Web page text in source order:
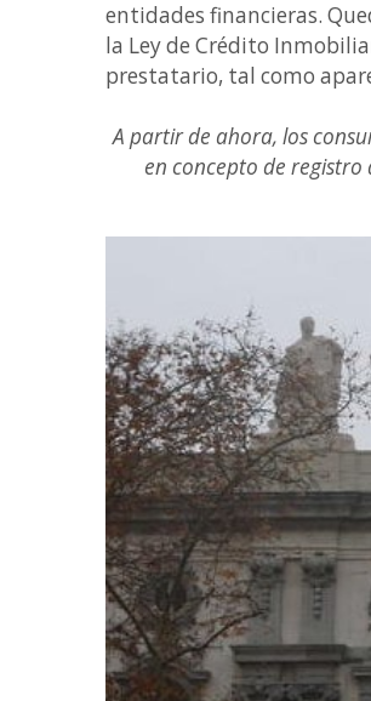
entidades financieras.
la Ley de Crédito
prestatario, tal como
A partir de ahora, los
en concepto de registro